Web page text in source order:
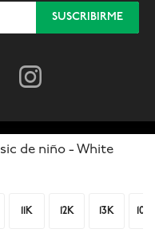
de niño - White
11K 12K 13K
SUSCRIBIRME
